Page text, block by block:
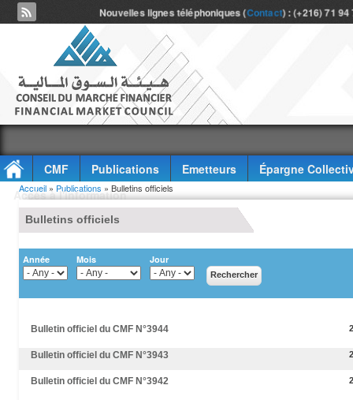
Nouvelles lignes téléphoniques (Contact) : (+216) 71
CMF Publications Emetteurs
Épargne
Accès à l'information
Vous êtes ici
Accueil » Publications » Bulletins officiels
Bulletins officiels
Année Mois Jour
Bulletin officiel du CMF N°3944
Bulletin officiel du CMF N°3943
Bulletin officiel du CMF N°3942